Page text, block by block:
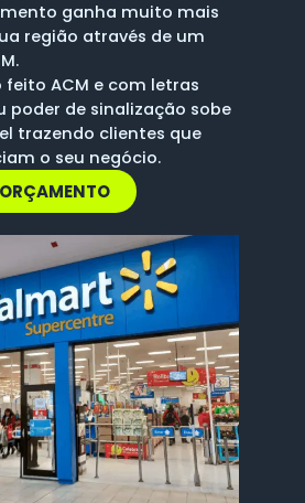
ganha muito mais
região através de um
feito ACM e com letras
poder de sinalização sobe
trazendo clientes que
o seu negócio.